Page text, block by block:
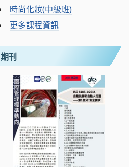
時尚化妝(中級班)
更多課程資訊
期刊